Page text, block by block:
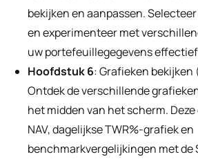
bekijken en aanpassen.
en experimenteer met
uw portefeuillegegevens
Hoofdstuk 6: Grafieken bekijken
Ontdek de verschillende
het midden van het scherm.
NAV, dagelijkse TWR%-grafiek en
benchmarkvergelijkingen met de